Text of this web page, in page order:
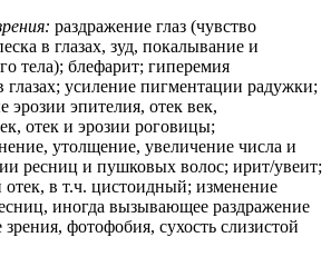
раздражение глаз (чувство
в глазах, зуд, покалывание и
тела); блефарит; гиперемия
усиление пигментации радужки;
эрозии эпителия, отек век,
отек и эрозии роговицы;
утолщение, увеличение числа и
ресниц и пушковых волос; ирит/увеит;
отек, в т.ч. цистоидный; изменение
иногда вызывающее раздражение
зрения, фотофобия, сухость слизистой